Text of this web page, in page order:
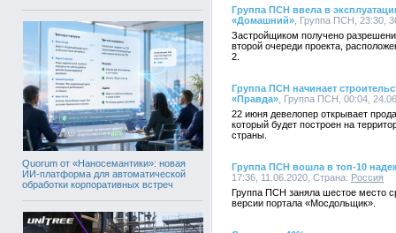
Quorum от «Наносемантики»: новая
ИИ-платформа для автоматической
обработки корпоративных встреч
Группа ПСН ввела в
«Домашний» , Группа ПСН, 23:30,
Застройщиком получено
второй очереди проекта,
2.
Группа ПСН начинает
«Правда» , Группа ПСН, 00:04,
22 июня девелопер открывает
который будет построен на
страны.
Группа ПСН вошла в топ-10
17:36, 11.06.2020, Страна: Россия
Группа ПСН заняла шестое место
версии портала «Мосдольщик».